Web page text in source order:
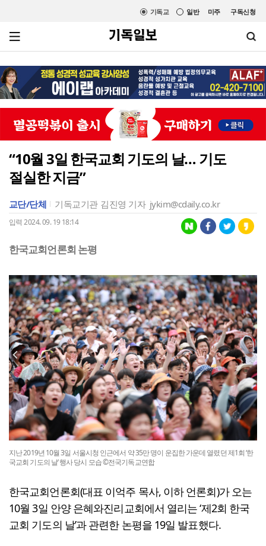
미주 구독신청
일반
기독교
“10월 3일 한국교회 기도의 날… 기도
절실한 지금”
교단/단체 기독교기관 김진영 기자 jykim@cdaily.co.kr
입력 2024. 09. 19 18:14
한국교회언론회 논평
지난 2019년 10월 3일 서울시청 인근에서 약 35만 명이 운집한 가운데 열렸던 제1회 ‘한
국교회 기도의 날’ 행사 당시 모습 ©전국기독교연합
한국교회언론회(대표 이억주 목사, 이하 언론회)가 오는
10월 3일 안양 은혜와진리교회에서 열리는 ‘제2회 한국
교회 기도의 날’과 관련한 논평을 19일 발표했다.